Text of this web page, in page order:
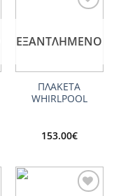
ΕΞΑΝΤΛΗΜΈΝΟ
ΠΛΑΚΕΤΑ
WHIRLPOOL
153.00€